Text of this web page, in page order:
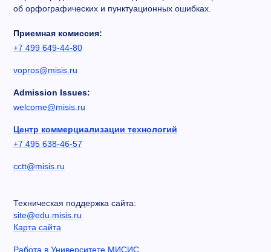
об орфографических и пунктуационных ошибках.
Приемная комиссия:
+7 499 649-44-80
vopros@misis.ru
Admission Issues:
welcome@misis.ru
Центр коммерциализации технологий
+7 495 638-46-57
cctt@misis.ru
Техническая поддержка сайта:
site@edu.misis.ru
Карта сайта
Работа в Университете МИСИС